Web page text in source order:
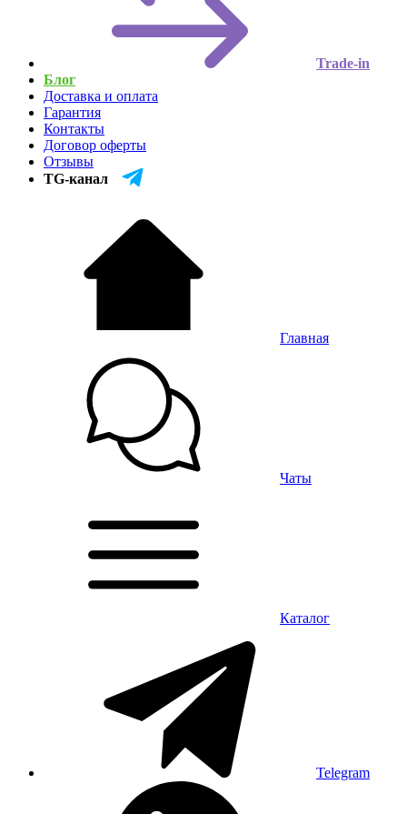
Trade-in
Блог
Доставка и оплата
Гарантия
Контакты
Договор оферты
Отзывы
TG-канал
Главная
Чаты
Каталог
Telegram